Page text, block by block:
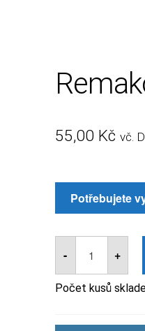
55,00 Kč vč.
-
Remakol
0632
žloutkový
250g
množství
+
Počet kusů